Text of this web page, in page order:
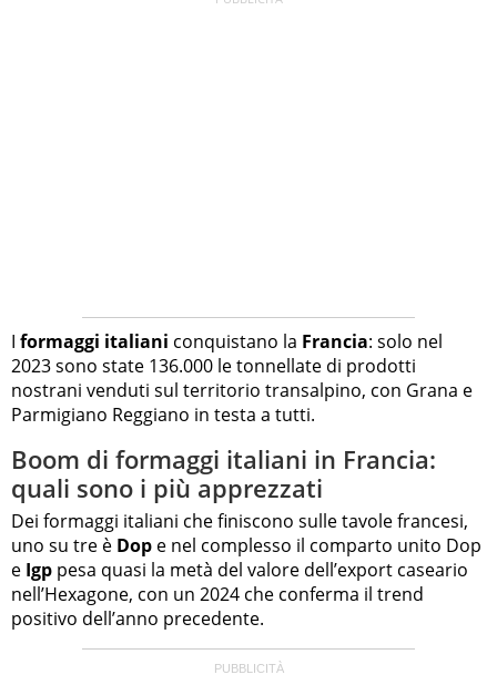
I formaggi italiani conquistano la Francia: solo nel
2023 sono state 136.000 le tonnellate di prodotti
nostrani venduti sul territorio transalpino, con Grana e
Parmigiano Reggiano in testa a tutti.
Boom di formaggi italiani in Francia:
quali sono i più apprezzati
Dei formaggi italiani che finiscono sulle tavole francesi,
uno su tre è Dop e nel complesso il comparto unito Dop
e Igp pesa quasi la metà del valore dell’export caseario
nell’Hexagone, con un 2024 che conferma il trend
positivo dell’anno precedente.